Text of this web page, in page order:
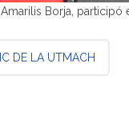
el año
DE LA UTMACH